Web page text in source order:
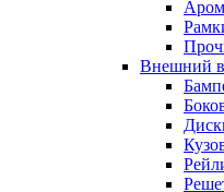
Внешний